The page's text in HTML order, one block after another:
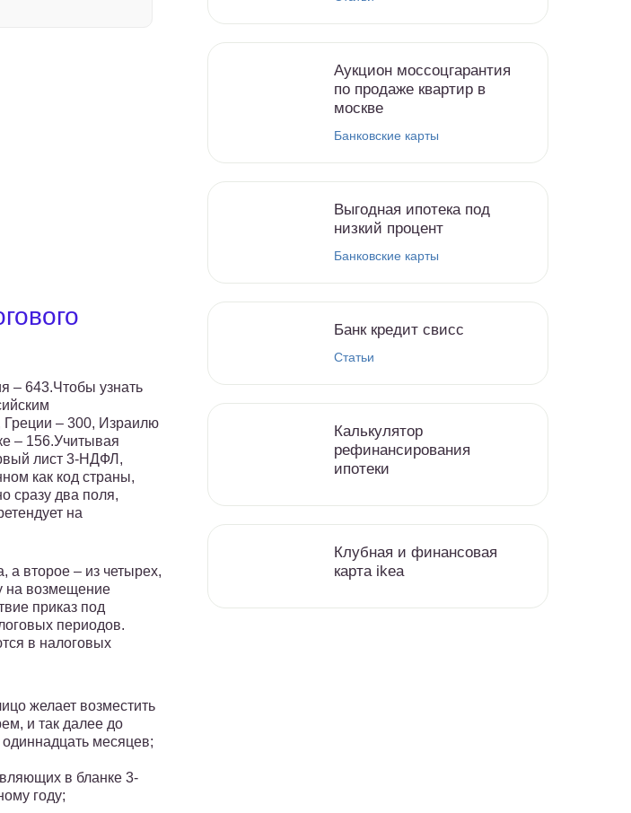
– 643.Чтобы узнать
Греции – 300, Израилю
– 156.Учитывая
лист 3-НДФЛ,
как код страны,
сразу два поля,
на
а второе – из четырех,
на возмещение
приказ под
периодов.
в налоговых
желает возместить
и так далее до
месяцев;
в бланке 3-
году;
Аукцион моссоцгарантия
по продаже квартир в
москве
Банковские карты
Выгодная ипотека под
низкий процент
Банковские карты
Банк кредит свисс
Статьи
Калькулятор
рефинансирования
ипотеки
Клубная и финансовая
карта ikea